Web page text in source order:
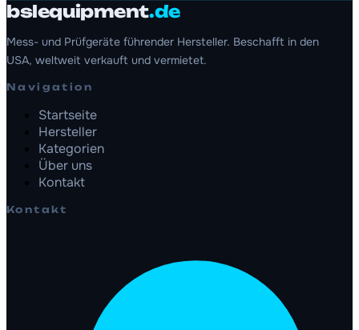
bslequipment.de
Mess- und Prüfgeräte führender Hersteller. Beschafft in den
USA, weltweit verkauft und vermietet.
Navigation
Startseite
Hersteller
Kategorien
Über uns
Kontakt
Kontakt